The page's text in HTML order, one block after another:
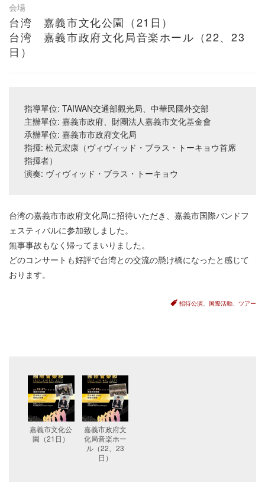
会場
台湾 嘉義市文化公園（21日）
台湾 嘉義市政府文化局音楽ホール（22、23
日）
指導單位: TAIWAN交通部觀光局、中華民國外交部
主辦單位: 嘉義市政府、財團法人嘉義市文化基金會
承辦單位: 嘉義市市政府文化局
指揮: 松元宏康（ヴィヴィッド・ブラス・トーキョウ首席
指揮者）
演奏: ヴィヴィッド・ブラス・トーキョウ
台湾の嘉義市市政府文化局に招待いただき、嘉義市国際バンドフ
ェスティバルに参加致しました。
無事事故もなく帰ってまいりました。
どのコンサートも好評で台湾との交流の懸け橋になったと感じて
おります。
招待公演 国際活動 ツアー
嘉義市文化公
園（21日）
嘉義市政府文
化局音楽ホー
ル（22、23
日）